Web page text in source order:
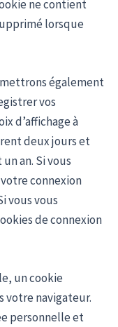
ne contient
lorsque
également
vos
d’affichage à
deux jours et
an. Si vous
connexion
vous vous
de connexion
un cookie
votre navigateur.
personnelle et